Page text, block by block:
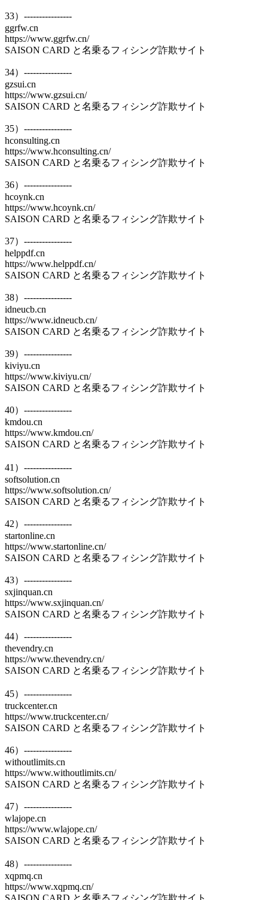
33）----------------
ggrfw.cn
https://www.ggrfw.cn/
SAISON CARD と名乗るフィシング詐欺サイト
34）----------------
gzsui.cn
https://www.gzsui.cn/
SAISON CARD と名乗るフィシング詐欺サイト
35）----------------
hconsulting.cn
https://www.hconsulting.cn/
SAISON CARD と名乗るフィシング詐欺サイト
36）----------------
hcoynk.cn
https://www.hcoynk.cn/
SAISON CARD と名乗るフィシング詐欺サイト
37）----------------
helppdf.cn
https://www.helppdf.cn/
SAISON CARD と名乗るフィシング詐欺サイト
38）----------------
idneucb.cn
https://www.idneucb.cn/
SAISON CARD と名乗るフィシング詐欺サイト
39）----------------
kiviyu.cn
https://www.kiviyu.cn/
SAISON CARD と名乗るフィシング詐欺サイト
40）----------------
kmdou.cn
https://www.kmdou.cn/
SAISON CARD と名乗るフィシング詐欺サイト
41）----------------
softsolution.cn
https://www.softsolution.cn/
SAISON CARD と名乗るフィシング詐欺サイト
42）----------------
startonline.cn
https://www.startonline.cn/
SAISON CARD と名乗るフィシング詐欺サイト
43）----------------
sxjinquan.cn
https://www.sxjinquan.cn/
SAISON CARD と名乗るフィシング詐欺サイト
44）----------------
thevendry.cn
https://www.thevendry.cn/
SAISON CARD と名乗るフィシング詐欺サイト
45）----------------
truckcenter.cn
https://www.truckcenter.cn/
SAISON CARD と名乗るフィシング詐欺サイト
46）----------------
withoutlimits.cn
https://www.withoutlimits.cn/
SAISON CARD と名乗るフィシング詐欺サイト
47）----------------
wlajope.cn
https://www.wlajope.cn/
SAISON CARD と名乗るフィシング詐欺サイト
48）----------------
xqpmq.cn
https://www.xqpmq.cn/